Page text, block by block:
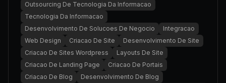
Outsourcing De Tecnologia Da Informacao
Tecnologia Da Informacao
Desenvolvimento De Solucoes De Negocio
Integracao
Web Design
Criacao De Site
Desenvolvimento De Site
Criacao De Sites Wordpress
Layouts De Site
Criacao De Landing Page
Criacao De Portais
Criacao De Blog
Desenvolvimento De Blog